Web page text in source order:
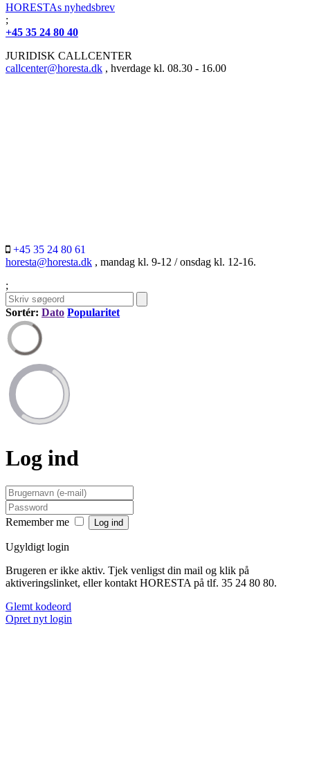
HORESTAs nyhedsbrev
;
+45 35 24 80 40
JURIDISK CALLCENTER
callcenter@horesta.dk , hverdage kl. 08.30 - 16.00
+45 35 24 80 61
horesta@horesta.dk , mandag kl. 9-12 / onsdag kl. 12-16.
;
Sortér: Dato Popularitet
Log ind
Remember me
Ugyldigt login
Brugeren er ikke aktiv. Tjek venligst din mail og klik på
aktiveringslinket, eller kontakt HORESTA på tlf. 35 24 80 80.
Glemt kodeord
Opret nyt login